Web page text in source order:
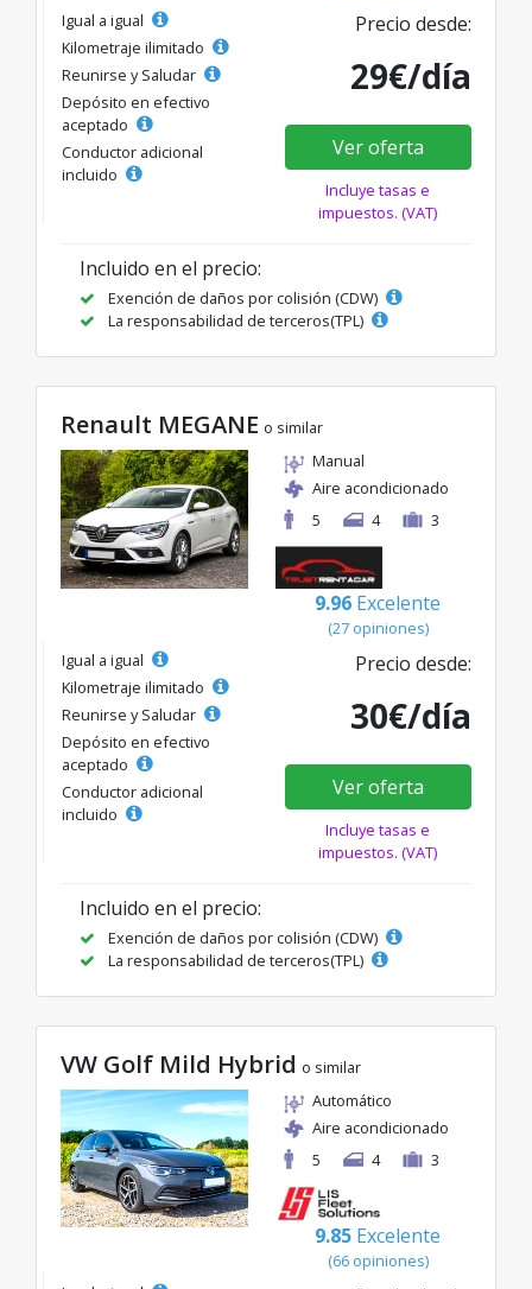
Igual a igual
Kilometraje ilimitado
Reunirse y Saludar
Depósito en efectivo
aceptado
Conductor adicional
incluido
Precio desde:
29€/día
Ver oferta
Incluye tasas e
impuestos. (VAT)
Incluido en el precio:
Exención de daños por colisión (CDW)
La responsabilidad de terceros(TPL)
Renault MEGANE o similar
Manual
Aire acondicionado
5
4 3
9.96 Excelente
(27 opiniones)
Igual a igual
Kilometraje ilimitado
Reunirse y Saludar
Depósito en efectivo
aceptado
Conductor adicional
incluido
Precio desde:
30€/día
Ver oferta
Incluye tasas e
impuestos. (VAT)
Incluido en el precio:
Exención de daños por colisión (CDW)
La responsabilidad de terceros(TPL)
VW Golf Mild Hybrid o similar
Automático
Aire acondicionado
5
4 3
9.85 Excelente
(66 opiniones)